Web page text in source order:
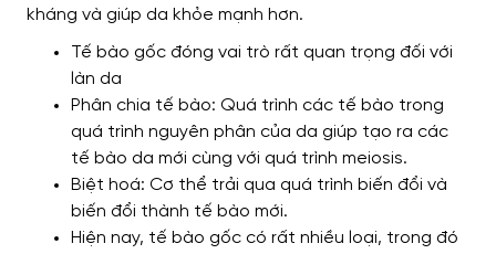
kháng và giúp da khỏe mạnh hơn.
Tế bào gốc đóng vai trò rất quan trọng đối với
làn da
Phân chia tế bào: Quá trình các tế bào trong
quá trình nguyên phân của da giúp tạo ra các
tế bào da mới cùng với quá trình meiosis.
Biệt hoá: Cơ thể trải qua quá trình biến đổi và
biến đổi thành tế bào mới.
Hiện nay, tế bào gốc có rất nhiều loại, trong đó